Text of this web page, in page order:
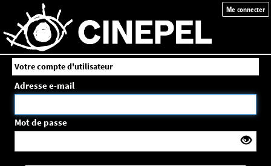
Me connecter
Votre compte d'utilisateur
Adresse e-mail
Mot de passe